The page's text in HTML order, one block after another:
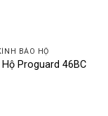
BẢO HỘ
Proguard 46BC